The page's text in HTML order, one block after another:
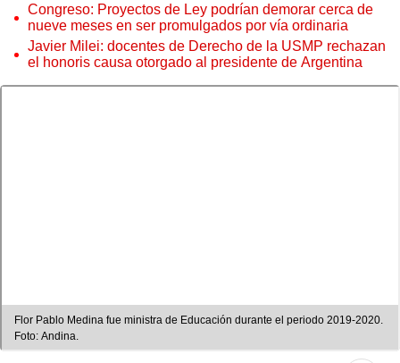
Congreso: Proyectos de Ley podrían demorar cerca de
nueve meses en ser promulgados por vía ordinaria
Javier Milei: docentes de Derecho de la USMP rechazan
el honoris causa otorgado al presidente de Argentina
Flor Pablo Medina fue ministra de Educación durante el periodo 2019-2020.
Foto: Andina.